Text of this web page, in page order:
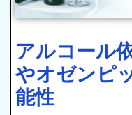
アルコール
やオゼンピ
能性